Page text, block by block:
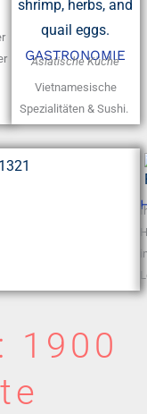
GASTRONOMIE
Asiatische Küche
Vietnamesische
Spezialitäten & Sushi.
1900